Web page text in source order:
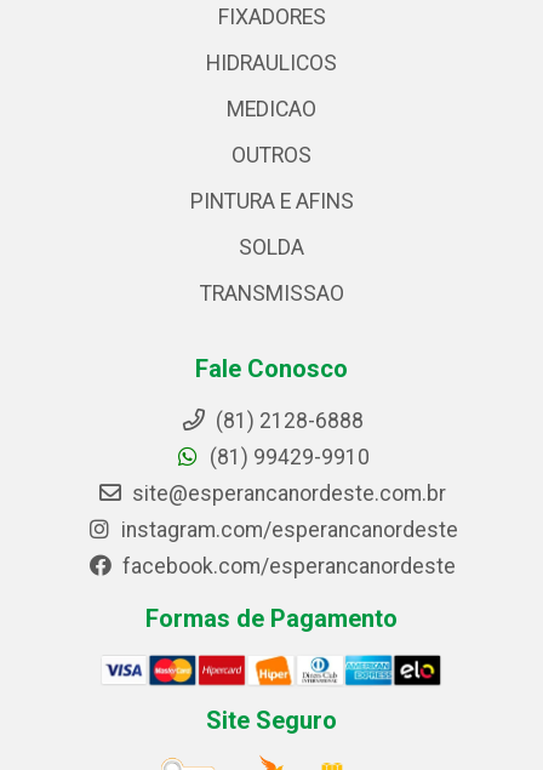
FIXADORES
HIDRAULICOS
MEDICAO
OUTROS
PINTURA E AFINS
SOLDA
TRANSMISSAO
Fale Conosco
(81) 2128-6888
(81) 99429-9910
site@esperancanordeste.com.br
instagram.com/esperancanordeste
facebook.com/esperancanordeste
Formas de Pagamento
Site Seguro